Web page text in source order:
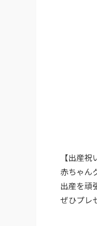
【出産祝
赤ちゃん
出産を頑
ぜひプレ